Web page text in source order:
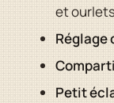
et
Réglage
Petit